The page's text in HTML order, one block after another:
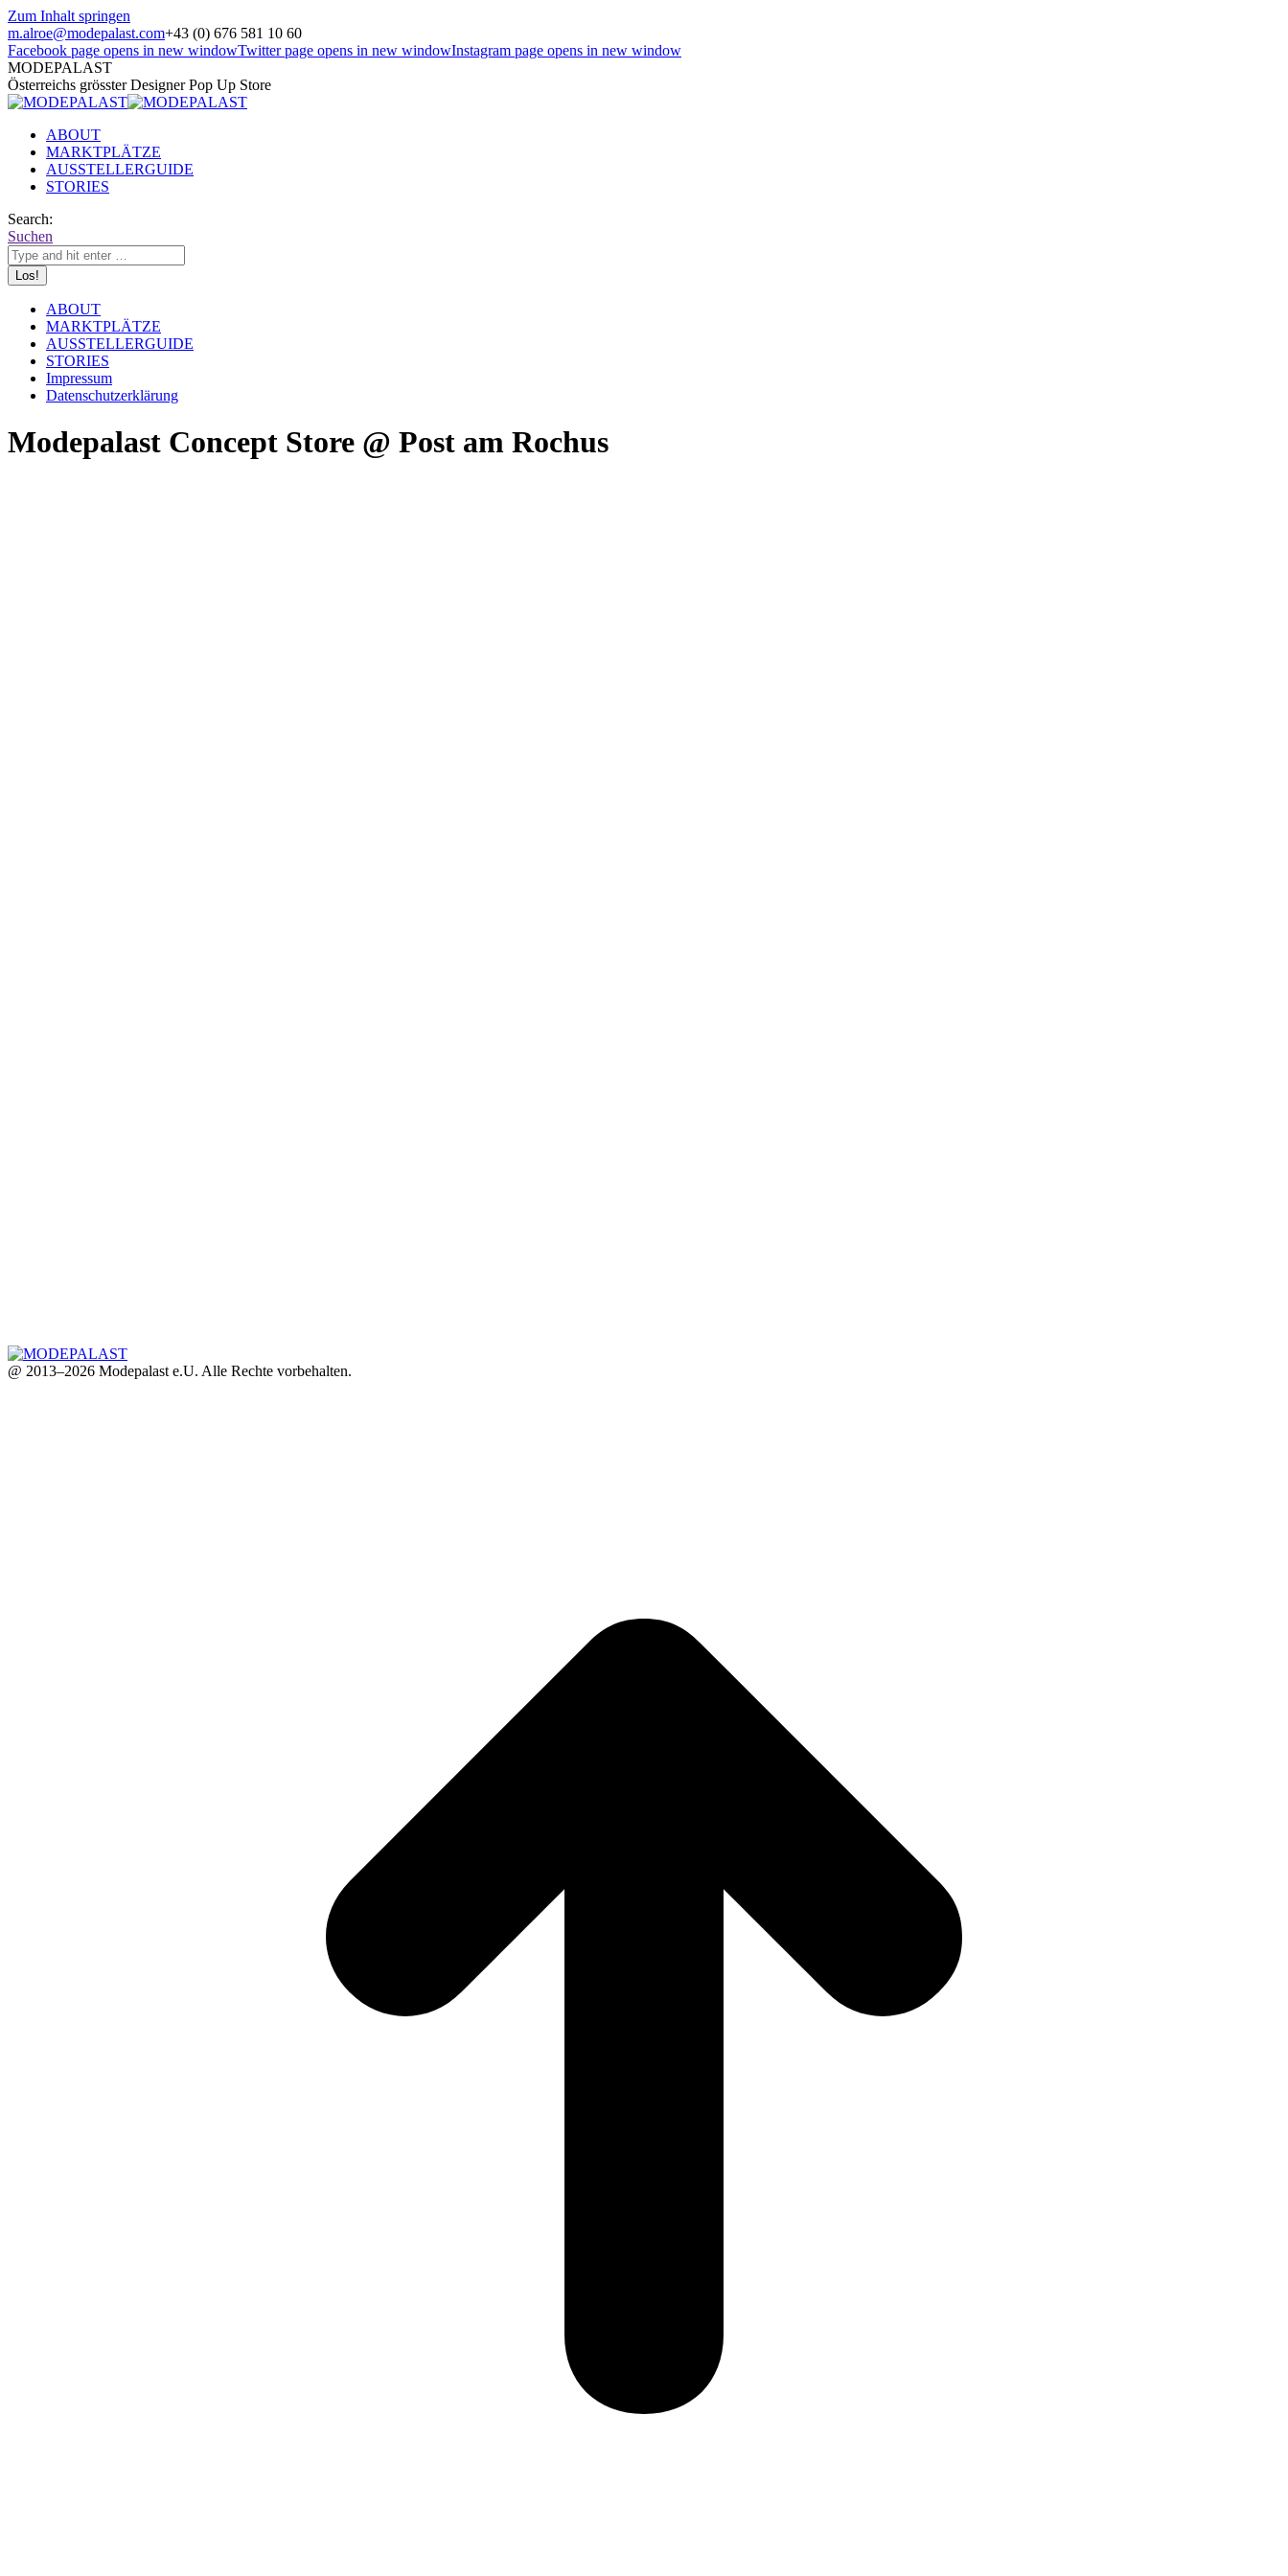
Zum Inhalt springen
m.alroe@modepalast.com+43 (0) 676 581 10 60
Facebook page opens in new windowTwitter page opens in new windowInstagram page opens in new window
MODEPALAST
Österreichs grösster Designer Pop Up Store
ABOUT
MARKTPLÄTZE
AUSSTELLERGUIDE
STORIES
Search:
Suchen
ABOUT
MARKTPLÄTZE
AUSSTELLERGUIDE
STORIES
Impressum
Datenschutzerklärung
Modepalast Concept Store @ Post am Rochus
@ 2013–2026 Modepalast e.U. Alle Rechte vorbehalten.